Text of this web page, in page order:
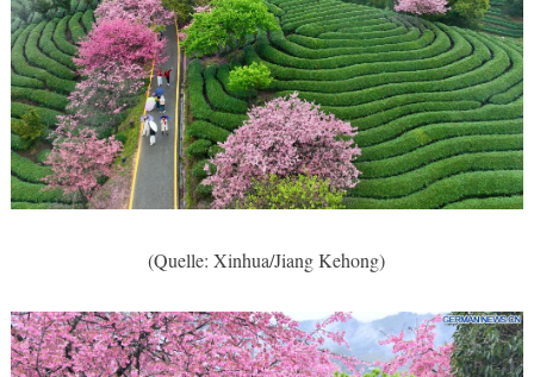
(Quelle: Xinhua/Jiang Kehong)